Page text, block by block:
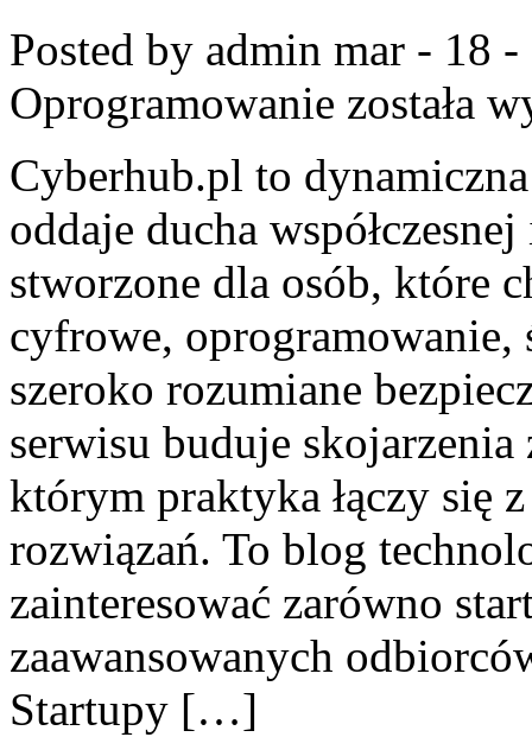
Posted by admin mar - 18 -
Oprogramowanie została
Cyberhub.pl to
oddaje ducha
stworzone dla osób, które
cyfrowe,
szeroko rozumiane
serwisu buduje
którym praktyka łączy się
rozwiązań. To blog
zainteresować zarówno
zaawansowanych
Startupy […]